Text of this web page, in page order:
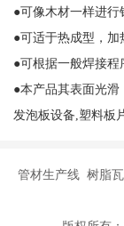
●可像木材一样进行
●可适于热成型，加
●可根据一般焊接程
●本产品其表面光滑
发泡板设备,塑料板
管材生产线 树脂